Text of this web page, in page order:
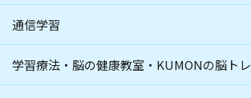
通信学習
学習療法・脳の健康教室・KUMONの脳トレ